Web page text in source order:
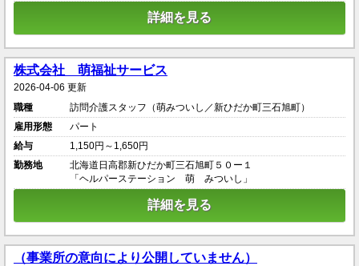
詳細を見る
株式会社 萌福祉サービス
2026-04-06 更新
職種
訪問介護スタッフ（萌みついし／新ひだか町三石旭町）
雇用形態
パート
給与
1,150円～1,650円
勤務地
北海道日高郡新ひだか町三石旭町５０ー１
「ヘルパーステーション 萌 みついし」
詳細を見る
（事業所の意向により公開していません）